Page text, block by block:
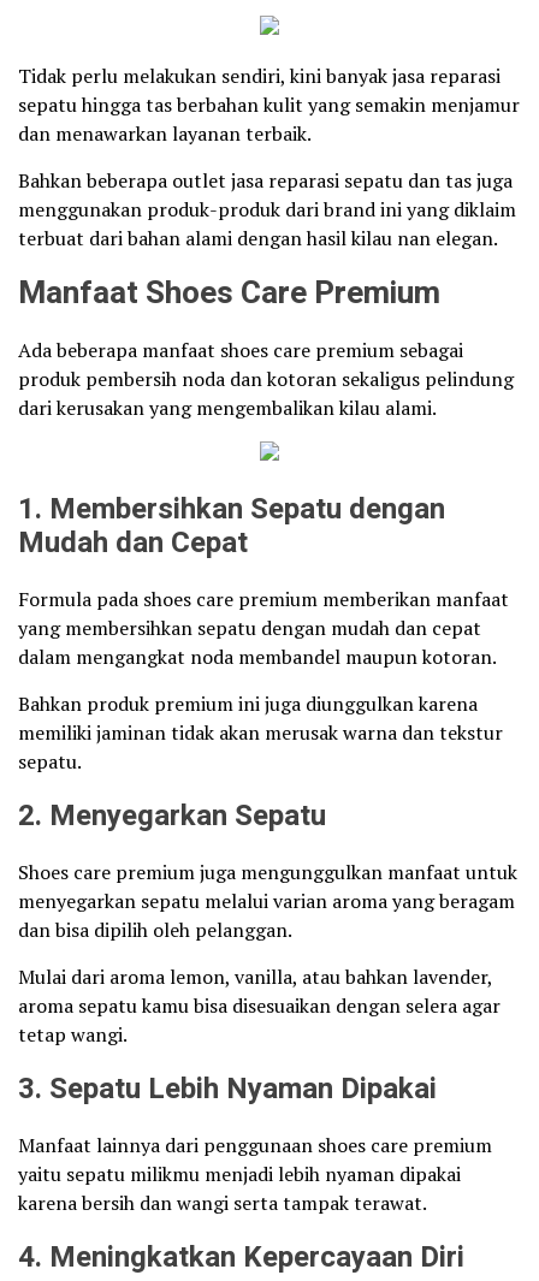
Tidak perlu melakukan sendiri, kini banyak jasa reparasi
sepatu hingga tas berbahan kulit yang semakin menjamur
dan menawarkan layanan terbaik.
Bahkan beberapa outlet jasa reparasi sepatu dan tas juga
menggunakan produk-produk dari brand ini yang diklaim
terbuat dari bahan alami dengan hasil kilau nan elegan.
Manfaat Shoes Care Premium
Ada beberapa manfaat shoes care premium sebagai
produk pembersih noda dan kotoran sekaligus pelindung
dari kerusakan yang mengembalikan kilau alami.
1. Membersihkan Sepatu dengan
Mudah dan Cepat
Formula pada shoes care premium memberikan manfaat
yang membersihkan sepatu dengan mudah dan cepat
dalam mengangkat noda membandel maupun kotoran.
Bahkan produk premium ini juga diunggulkan karena
memiliki jaminan tidak akan merusak warna dan tekstur
sepatu.
2. Menyegarkan Sepatu
Shoes care premium juga mengunggulkan manfaat untuk
menyegarkan sepatu melalui varian aroma yang beragam
dan bisa dipilih oleh pelanggan.
Mulai dari aroma lemon, vanilla, atau bahkan lavender,
aroma sepatu kamu bisa disesuaikan dengan selera agar
tetap wangi.
3. Sepatu Lebih Nyaman Dipakai
Manfaat lainnya dari penggunaan shoes care premium
yaitu sepatu milikmu menjadi lebih nyaman dipakai
karena bersih dan wangi serta tampak terawat.
4. Meningkatkan Kepercayaan Diri